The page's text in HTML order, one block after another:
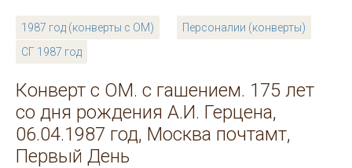
1987 год (конверты с ОМ)
Персоналии (конверты)
СГ 1987 год
Конверт с ОМ. с гашением. 175 лет
со дня рождения А.И. Герцена,
06.04.1987 год, Москва почтамт,
Первый День